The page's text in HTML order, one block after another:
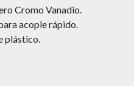
Cromo Vanadio.
acople rápido.
plástico.